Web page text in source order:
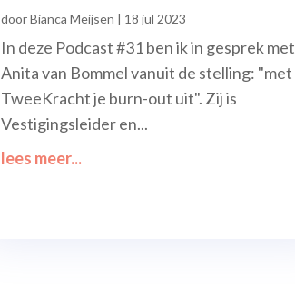
doorBianca Meijsen | 18 jul 2023
In deze Podcast #31 ben ik in gesprek met
Anita van Bommel vanuit de stelling: "met
TweeKracht je burn-out uit". Zij is
Vestigingsleider en...
lees meer...